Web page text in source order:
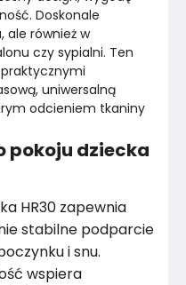
Klasyczny
1cm
Szarości
Velvet
Doskonale
ale również w
czy sypialni. Ten
uniwersalną
odcieniem tkaniny
pokoju dziecka
HR30 zapewnia
stabilne podparcie
i snu.
wspiera